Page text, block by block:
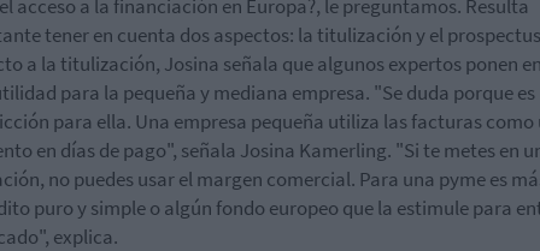
acceso a la financiación en Europa?, le preguntamos. Resulta
tener en cuenta dos aspectos: la titulización y el
a la titulización, Josina señala que algunos expertos ponen
para la pequeña y mediana empresa. "Se duda porque
para ella. Una empresa pequeña utiliza las facturas como
en días de pago", señala Josina Kamerling. "Si te metes en
no puedes usar el margen comercial. Para una pyme es
puro y simple o algún fondo europeo que la estimule para
explica.